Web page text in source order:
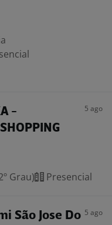
-
5 ago
Grau) Presencial
São Jose Do 5 ago